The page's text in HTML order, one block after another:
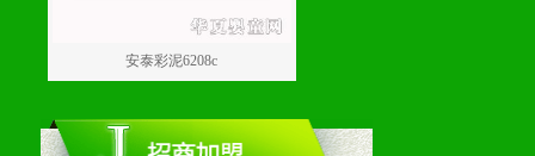
安泰彩泥6208c